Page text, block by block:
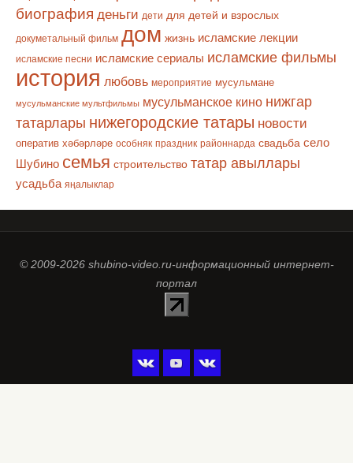
биография деньги дети для детей и взрослых
докуметальный фильм дом жизнь исламские лекции
исламские песни исламские сериалы исламские фильмы
история любовь мероприятие мусульмане
мусульманские мультфильмы мусульманское кино нижгар
татарлары нижегородские татары новости
оператив хәбәрләре особняк праздник районнарда свадьба село
Шубино семья строительство татар авыллары
усадьба яңалыклар
© 2009-2026 shubino-video.ru-информационный интернет-
портал